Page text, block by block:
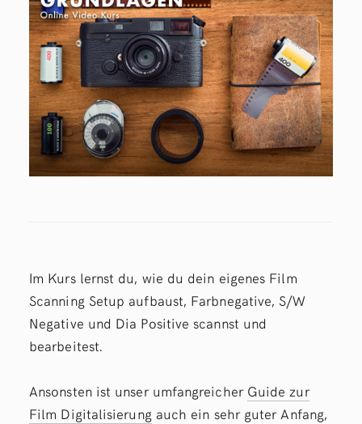
Im Kurs lernst du, wie du dein eigenes Film
Scanning Setup aufbaust, Farbnegative, S/W
Negative und Dia Positive scannst und
bearbeitest.
Ansonsten ist unser umfangreicher Guide zur
Film Digitalisierung auch ein sehr guter Anfang,